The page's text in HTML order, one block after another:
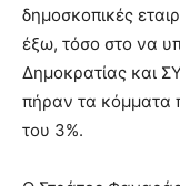
δημοσκοπικές
έξω, τόσο στο να
Δημοκρατίας και
πήραν τα κόμματα
του 3%.